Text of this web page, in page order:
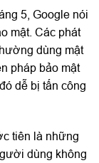
5, Google nói
mật. Các phát
dùng mật
pháp bảo mật
dễ bị tấn công
tiên là những
dùng không